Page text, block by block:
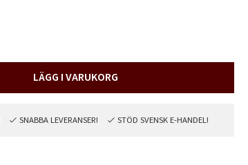
LÄGG I VARUKORG
SNABBA LEVERANSER! STÖD SVENSK E-HANDEL!